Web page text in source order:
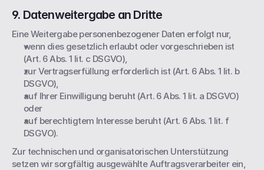
9. Datenweitergabe an Dritte
Eine Weitergabe personenbezogener Daten erfolgt nur,
wenn dies gesetzlich erlaubt oder vorgeschrieben ist
(Art. 6 Abs. 1 lit. c DSGVO),
zur Vertragserfüllung erforderlich ist (Art. 6 Abs. 1 lit. b
DSGVO),
auf Ihrer Einwilligung beruht (Art. 6 Abs. 1 lit. a DSGVO)
oder
auf berechtigtem Interesse beruht (Art. 6 Abs. 1 lit. f
DSGVO).
Zur technischen und organisatorischen Unterstützung
setzen wir sorgfältig ausgewählte Auftragsverarbeiter ein,